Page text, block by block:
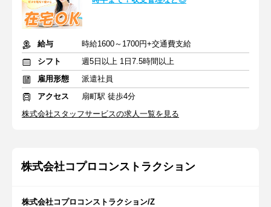
給与
時給1600～1700円+交通費支給
シフト
週5日以上 1日7.5時間以上
雇用形態
派遣社員
アクセス
扇町駅 徒歩4分
株式会社スタッフサービスの求人一覧を見る
株式会社コプロコンストラクション
株式会社コプロコンストラクション/Z